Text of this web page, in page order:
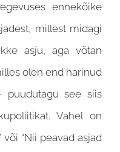
ennekõike
millest midagi
asju, aga võtan
olen end harinud
puudutagu see siis
Vahel on
või “Nii peavad asjad